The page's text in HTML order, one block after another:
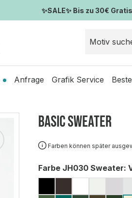
✨SALE✨ Bis zu 30€
Anfrage Grafik Service
Basic Sweater
Farben können später
Farbe JH030 Sweater
auswählen :